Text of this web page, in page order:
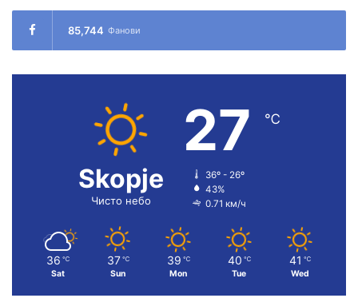
85,744 Фанови
Skopje
Чисто небо
27 ℃
36º - 26º
43%
0.71 км/ч
36 ℃
Sat
37 ℃
Sun
39 ℃
Mon
40 ℃
Tue
41 ℃
Wed